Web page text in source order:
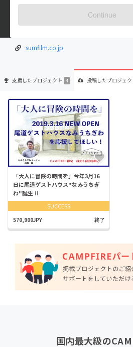
Continue
出身国：日本 出身地：広島県
株式会社SUMFILM代表。 「自分自身の幸
る」が私の在り方です。
sumfilm.co.jp
支援したプロジェクト 4 投稿したプロジェク
「大人に冒険の時間を」今年3月16
日に尾道ゲストハウス"なみうちぎ
わ"誕生 !!
SUCCESS
570,900JPY 終了
国内最大級の